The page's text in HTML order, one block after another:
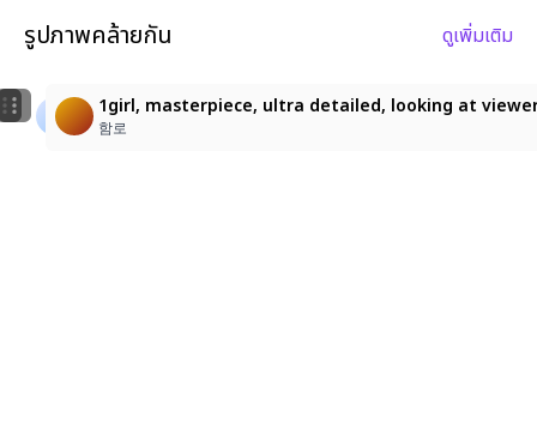
รูปภาพคล้ายกัน ดูเพิ่มเติม
1girl, masterpiece, ultra detailed, looking at viewer,
나여
長瀬日和の笑顔と魅力
エルアール
1girl, masterpiece, ultra detailed, looking at
함로